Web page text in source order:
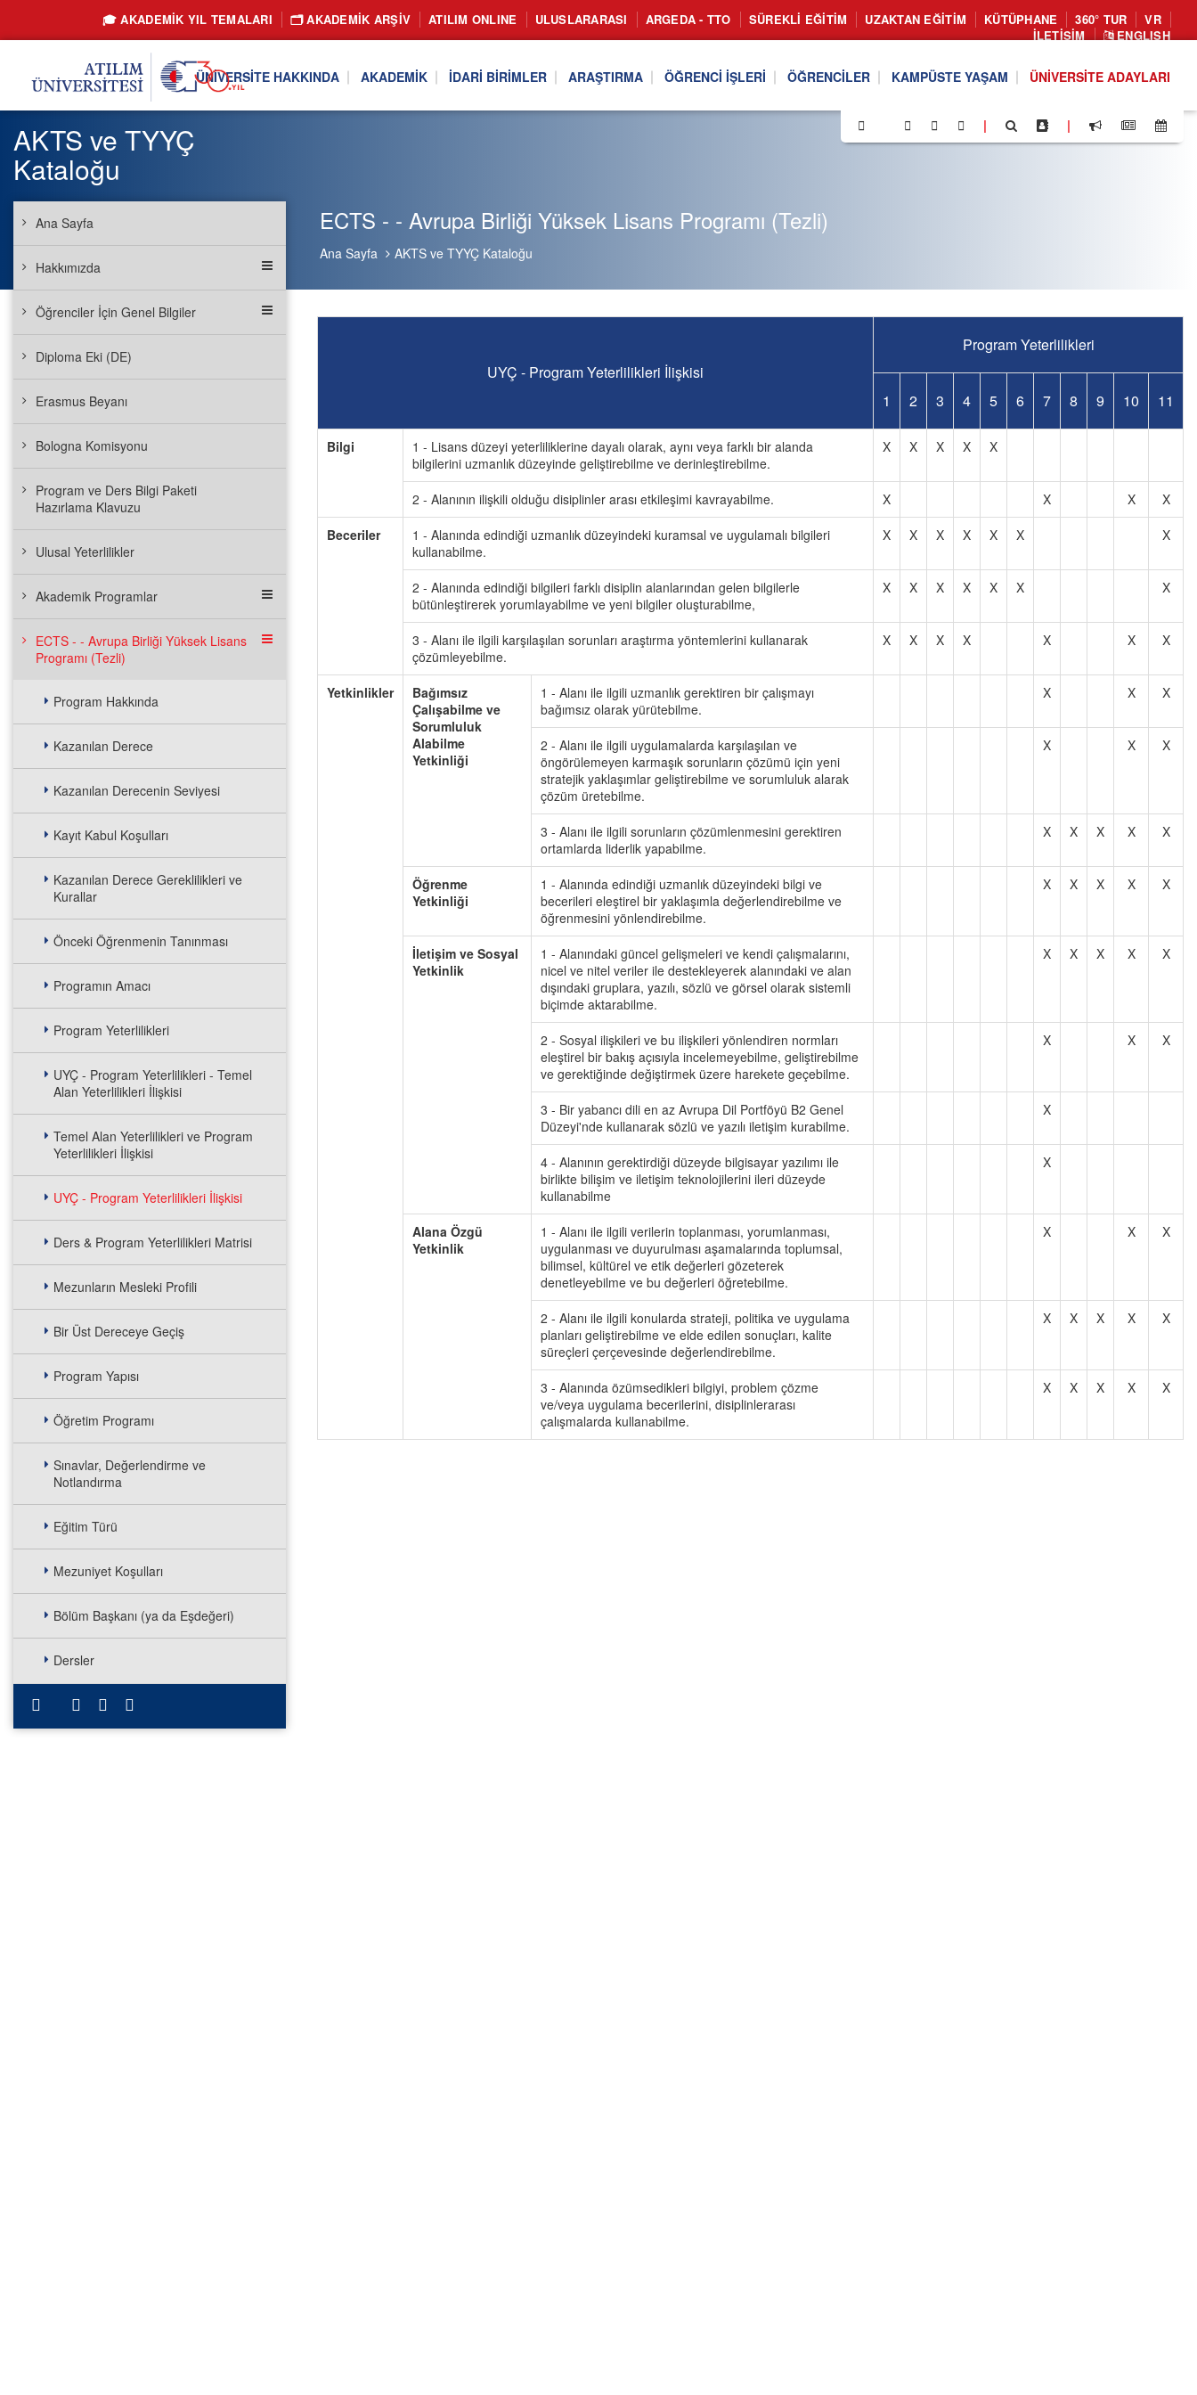
🎓 AKADEMİK YIL TEMALARI 🗂️ AKADEMIK ARŞIV ATILIM ONLINE ULUSLARARASI ARGEDA - TTO SÜREKLI EĞITIM UZAKTAN EĞITIM KÜTÜPHANE 360° TUR
VR
İLETIŞIM
ENGLISH
ÜNIVERSITE HAKKINDA AKADEMIK İDARI BIRIMLER ARAŞTIRMA ÖĞRENCI İŞLERI ÖĞRENCILER KAMPÜSTE YAŞAM ÜNIVERSITE ADAYLARI
| |
ECTS - - Avrupa Birliği Yüksek Lisans Programı (Tezli)
Ana Sayfa AKTS ve TYYÇ Kataloğu
AKTS ve TYYÇ
Kataloğu
Ana Sayfa
Hakkımızda
Öğrenciler İçin Genel Bilgiler
Diploma Eki (DE)
Erasmus Beyanı
Bologna Komisyonu
Program ve Ders Bilgi Paketi
Hazırlama Klavuzu
Ulusal Yeterlilikler
Akademik Programlar
ECTS - - Avrupa Birliği Yüksek Lisans
Programı (Tezli)
Program Hakkında
Kazanılan Derece
Kazanılan Derecenin Seviyesi
Kayıt Kabul Koşulları
Kazanılan Derece Gereklilikleri ve
Kurallar
Önceki Öğrenmenin Tanınması
Programın Amacı
Program Yeterlilikleri
UYÇ - Program Yeterlilikleri - Temel
Alan Yeterlilikleri İlişkisi
Temel Alan Yeterlilikleri ve Program
Yeterlilikleri İlişkisi
UYÇ - Program Yeterlilikleri İlişkisi
Ders & Program Yeterlilikleri Matrisi
Mezunların Mesleki Profili
Bir Üst Dereceye Geçiş
Program Yapısı
Öğretim Programı
Sınavlar, Değerlendirme ve
Notlandırma
Eğitim Türü
Mezuniyet Koşulları
Bölüm Başkanı (ya da Eşdeğeri)
Dersler
UYÇ - Program Yeterlilikleri İlişkisi
Program Yeterlilikleri
1 2 3 4 5 6 7 8 9 10 11
Bilgi
1 - Lisans düzeyi yeterliliklerine dayalı olarak, aynı veya farklı bir alanda
bilgilerini uzmanlık düzeyinde geliştirebilme ve derinleştirebilme.
X X X X X
2 - Alanının ilişkili olduğu disiplinler arası etkileşimi kavrayabilme. X X X
X
Beceriler
1 - Alanında edindiği uzmanlık düzeyindeki kuramsal ve uygulamalı bilgileri
kullanabilme.
X X X X X X X
2 - Alanında edindiği bilgileri farklı disiplin alanlarından gelen bilgilerle
bütünleştirerek yorumlayabilme ve yeni bilgiler oluşturabilme,
X X X X X X X
3 - Alanı ile ilgili karşılaşılan sorunları araştırma yöntemlerini kullanarak
çözümleyebilme.
X X X X X X X
Yetkinlikler
Bağımsız
Çalışabilme ve
Sorumluluk
Alabilme
Yetkinliği
1 - Alanı ile ilgili uzmanlık gerektiren bir çalışmayı
bağımsız olarak yürütebilme.
X X X
2 - Alanı ile ilgili uygulamalarda karşılaşılan ve
öngörülemeyen karmaşık sorunların çözümü için yeni
stratejik yaklaşımlar geliştirebilme ve sorumluluk alarak
çözüm üretebilme.
X X X
3 - Alanı ile ilgili sorunların çözümlenmesini gerektiren
ortamlarda liderlik yapabilme.
X X X X X
Öğrenme
Yetkinliği
1 - Alanında edindiği uzmanlık düzeyindeki bilgi ve
becerileri eleştirel bir yaklaşımla değerlendirebilme ve
öğrenmesini yönlendirebilme.
X X X X X
İletişim ve Sosyal
Yetkinlik
1 - Alanındaki güncel gelişmeleri ve kendi çalışmalarını,
nicel ve nitel veriler ile destekleyerek alanındaki ve alan
dışındaki gruplara, yazılı, sözlü ve görsel olarak sistemli
biçimde aktarabilme.
X X X X X
2 - Sosyal ilişkileri ve bu ilişkileri yönlendiren normları
eleştirel bir bakış açısıyla incelemeyebilme, geliştirebilme
ve gerektiğinde değiştirmek üzere harekete geçebilme.
X X X
3 - Bir yabancı dili en az Avrupa Dil Portföyü B2 Genel
Düzeyi'nde kullanarak sözlü ve yazılı iletişim kurabilme.
X
4 - Alanının gerektirdiği düzeyde bilgisayar yazılımı ile
birlikte bilişim ve iletişim teknolojilerini ileri düzeyde
kullanabilme
X
Alana Özgü
Yetkinlik
1 - Alanı ile ilgili verilerin toplanması, yorumlanması,
uygulanması ve duyurulması aşamalarında toplumsal,
bilimsel, kültürel ve etik değerleri gözeterek
denetleyebilme ve bu değerleri öğretebilme.
X X X
2 - Alanı ile ilgili konularda strateji, politika ve uygulama
planları geliştirebilme ve elde edilen sonuçları, kalite
süreçleri çerçevesinde değerlendirebilme.
X X X X X
3 - Alanında özümsedikleri bilgiyi, problem çözme
ve/veya uygulama becerilerini, disiplinlerarası
çalışmalarda kullanabilme.
X X X X X